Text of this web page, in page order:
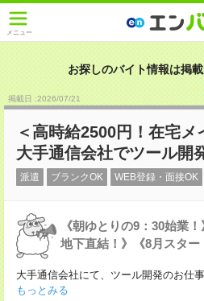
メニュー
お探しのバイト情報は掲載
掲載日 :2026/07/21
＜高時給2500円！在宅メ
大手通信会社でツール開
派遣 ブランクOK WEB登録・面接OK
《朝ゆとりの9：30始業
地下直結！》《8月スター
大手通信会社にて、ツール開発のお仕
もっとみる